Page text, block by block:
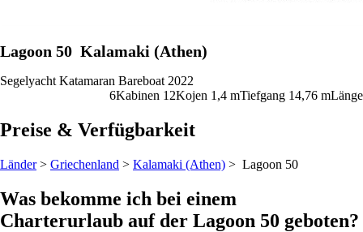
Lagoon 50 Kalamaki (Athen)
Segelyacht Katamaran Bareboat 2022
6Kabinen 12Kojen 1,4 mTiefgang 14,76 mLänge
Preise & Verfügbarkeit
Länder> Griechenland > Kalamaki (Athen) > Lagoon 50
Was bekomme ich bei einem
Charterurlaub auf der Lagoon 50 geboten?